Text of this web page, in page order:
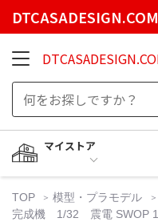
DTCASADESIGN.COM
マイストア
TOP 模型・プラモデル
完成機 1/32 震電 SWOP